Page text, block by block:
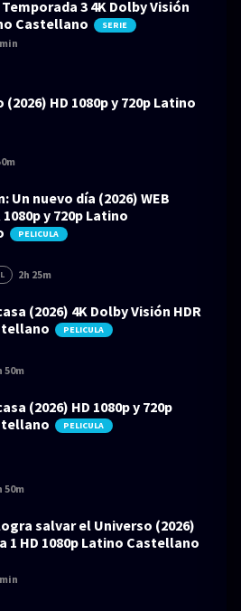
3 4K Dolby Visión
Castellano
SERIE
(2026) HD 1080p y 720p Latino
Un nuevo día (2026) WEB
1080p y 720p Latino
PELICULA
2h 25m
(2026) 4K Dolby Visión HDR
PELICULA
50m
(2026) HD 1080p y 720p
PELICULA
50m
salvar el Universo (2026)
1 HD 1080p Latino Castellano